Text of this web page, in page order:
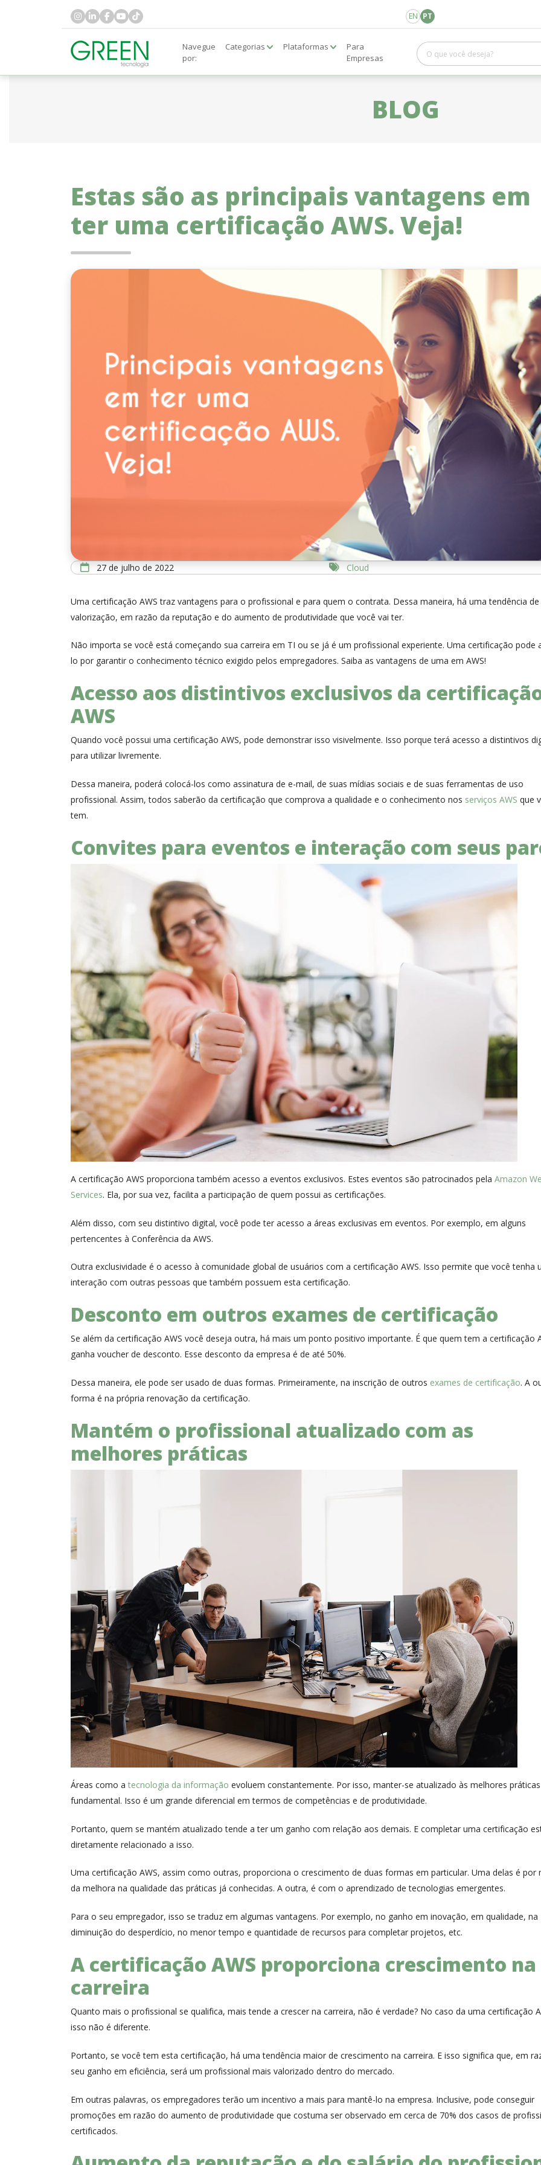
EN PT
Navegue
por:
Categorias Plataformas
Para
Empresas
BLOG
Estas são as principais vantagens em
ter uma certificação AWS. Veja!
27 de julho de 2022 Cloud
Uma certificação AWS traz vantagens para o profissional e para quem o contrata. Dessa maneira, há uma tendência
valorização, em razão da reputação e do aumento de produtividade que você vai ter.
Não importa se você está começando sua carreira em TI ou se já é um profissional experiente. Uma certificação pode
lo por garantir o conhecimento técnico exigido pelos empregadores. Saiba as vantagens de uma em AWS!
Acesso aos distintivos exclusivos da
AWS
Quando você possui uma certificação AWS, pode demonstrar isso visivelmente. Isso porque terá acesso a distintivos
para utilizar livremente.
Dessa maneira, poderá colocá-los como assinatura de e-mail, de suas mídias sociais e de suas ferramentas de uso
profissional. Assim, todos saberão da certificação que comprova a qualidade e o conhecimento nos serviços AWS que
tem.
Convites para eventos e interação com seus
A certificação AWS proporciona também acesso a eventos exclusivos. Estes eventos são patrocinados pela Amazon
Services. Ela, por sua vez, facilita a participação de quem possui as certificações.
Além disso, com seu distintivo digital, você pode ter acesso a áreas exclusivas em eventos. Por exemplo, em alguns
pertencentes à Conferência da AWS.
Outra exclusividade é o acesso à comunidade global de usuários com a certificação AWS. Isso permite que você tenha
interação com outras pessoas que também possuem esta certificação.
Desconto em outros exames de certificação
Se além da certificação AWS você deseja outra, há mais um ponto positivo importante. É que quem tem a certificação
ganha voucher de desconto. Esse desconto da empresa é de até 50%.
Dessa maneira, ele pode ser usado de duas formas. Primeiramente, na inscrição de outros exames de certificação. A
forma é na própria renovação da certificação.
Mantém o profissional atualizado com as
melhores práticas
Áreas como a tecnologia da informação evoluem constantemente. Por isso, manter-se atualizado às melhores
fundamental. Isso é um grande diferencial em termos de competências e de produtividade.
Portanto, quem se mantém atualizado tende a ter um ganho com relação aos demais. E completar uma certificação
diretamente relacionado a isso.
Uma certificação AWS, assim como outras, proporciona o crescimento de duas formas em particular. Uma delas é por
da melhora na qualidade das práticas já conhecidas. A outra, é com o aprendizado de tecnologias emergentes.
Para o seu empregador, isso se traduz em algumas vantagens. Por exemplo, no ganho em inovação, em qualidade, na
diminuição do desperdício, no menor tempo e quantidade de recursos para completar projetos, etc.
A certificação AWS proporciona crescimento na
carreira
Quanto mais o profissional se qualifica, mais tende a crescer na carreira, não é verdade? No caso da uma certificação
isso não é diferente.
Portanto, se você tem esta certificação, há uma tendência maior de crescimento na carreira. E isso significa que, em
seu ganho em eficiência, será um profissional mais valorizado dentro do mercado.
Em outras palavras, os empregadores terão um incentivo a mais para mantê-lo na empresa. Inclusive, pode conseguir
promoções em razão do aumento de produtividade que costuma ser observado em cerca de 70% dos casos de
certificados.